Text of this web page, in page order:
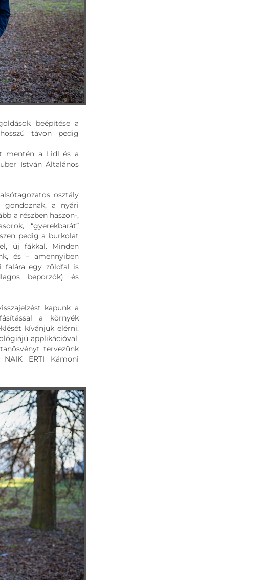
beépítése a
távon pedig
mentén a Lidl és a
István Általános
osztály
gondoznak, a nyári
a részben haszon-,
“gyerekbarát”
pedig a burkolat
új fákkal. Minden
és – amennyiben
falára egy zöldfal is
beporzók) és
kapunk a
a környék
kívánjuk elérni.
applikációval,
tervezünk
ERTI Kámoni